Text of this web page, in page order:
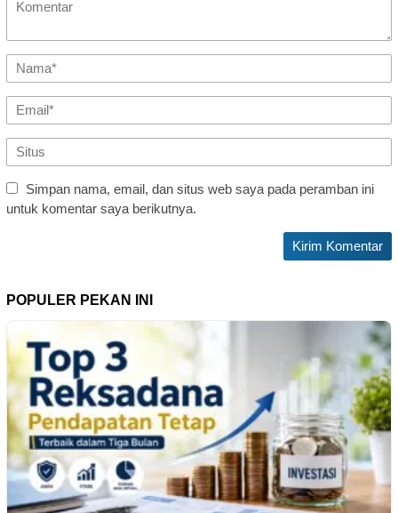
Simpan nama, email, dan situs web saya pada peramban ini
untuk komentar saya berikutnya.
POPULER PEKAN INI